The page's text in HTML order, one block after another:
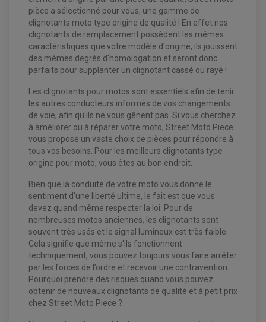
EQUIPEMENT ELECTRIQUE QUAD / SSV
ACCESSOIRES ELECTRIQUE QUAD / SSV
BOITIER CDI QUAD ET SSV
CHARGEUR DE BATTERIE QUAD / SSV
COMPTEUR QUAD / SSV
CONTACTEUR A CLÉ QUAD
DÉMARREUR
ECLAIRAGE LED / HALOGÈNE
STATOR ET REDRESSEUR / REGULATEUR
VENTILATEUR DE RADIATEUR
EQUIPEMENT FREINAGE QUAD / SSV
DISQUE DE FREIN QUAD / SSV
PNEUMATIQUE
pièce a sélectionné pour vous, une gamme de
clignotants moto type origine de qualité ! En effet nos
clignotants de remplacement possèdent les mêmes
caractéristiques que votre modèle d'origine, ils jouissent
des mêmes degrés d'homologation et seront donc
parfaits pour supplanter un clignotant cassé ou rayé !
Les clignotants pour motos sont essentiels afin de tenir
les autres conducteurs informés de vos changements
de voie, afin qu'ils ne vous gênent pas. Si vous cherchez
à améliorer ou à réparer votre moto, Street Moto Piece
vous propose un vaste choix de pièces pour répondre à
tous vos besoins. Pour les meilleurs clignotants type
origine pour moto, vous êtes au bon endroit.
Bien que la conduite de votre moto vous donne le
sentiment d'une liberté ultime, le fait est que vous
devez quand même respecter la loi. Pour de
nombreuses motos anciennes, les clignotants sont
souvent très usés et le signal lumineux est très faible.
Cela signifie que même s'ils fonctionnent
techniquement, vous pouvez toujours vous faire arrêter
par les forces de l’ordre et recevoir une contravention.
Pourquoi prendre des risques quand vous pouvez
obtenir de nouveaux clignotants de qualité et à petit prix
chez Street Moto Piece ?